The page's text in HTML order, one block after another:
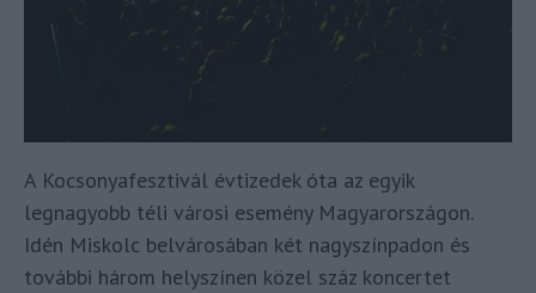
A Kocsonyafesztivál évtizedek óta az egyik
legnagyobb téli városi esemény Magyarországon.
Idén Miskolc belvárosában két nagyszínpadon és
további három helyszínen közel száz koncertet